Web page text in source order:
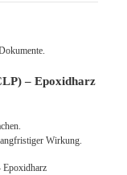
– Epoxidharz
Wirkung.
Epoxidharz